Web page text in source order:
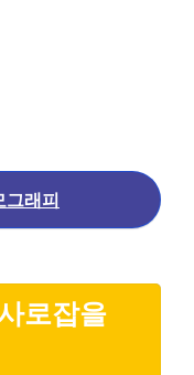
그래피
로잡을